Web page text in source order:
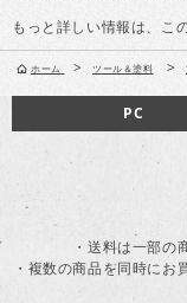
もっと詳しい情報は、こ
ホーム > ツール＆塗料 >
PC
・送料は一部の
・複数の商品を同時に